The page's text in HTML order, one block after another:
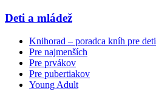
Deti a mládež
Knihorad – poradca kníh pre deti
Pre najmenších
Pre prvákov
Pre pubertiakov
Young Adult